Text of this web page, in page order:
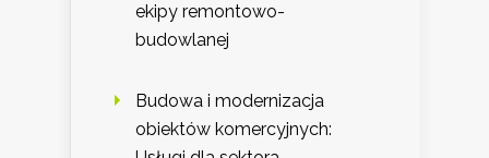
ekipy remontowo-
budowlanej
Budowa i modernizacja
obiektów komercyjnych: